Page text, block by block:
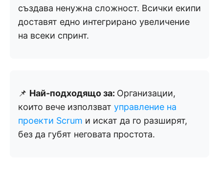
създава ненужна сложност. Всички екипи
доставят едно интегрирано увеличение
на всеки спринт.
📌 Най-подходящо за: Организации,
които вече използват управление на
проекти Scrum и искат да го разширят,
без да губят неговата простота.